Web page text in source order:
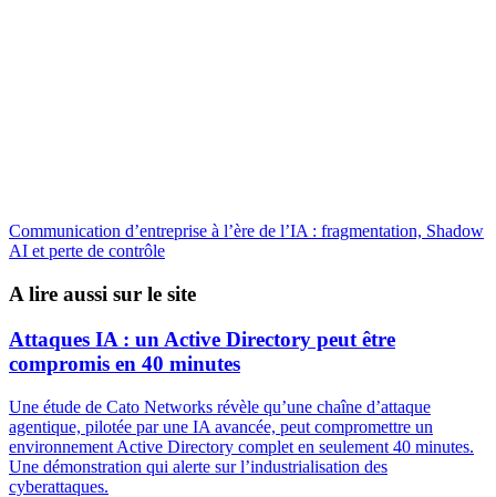
Communication d’entreprise à l’ère de l’IA : fragmentation, Shadow
AI et perte de contrôle
A lire aussi sur le site
Attaques IA : un Active Directory peut être
compromis en 40 minutes
Une étude de Cato Networks révèle qu’une chaîne d’attaque
agentique, pilotée par une IA avancée, peut compromettre un
environnement Active Directory complet en seulement 40 minutes.
Une démonstration qui alerte sur l’industrialisation des
cyberattaques.